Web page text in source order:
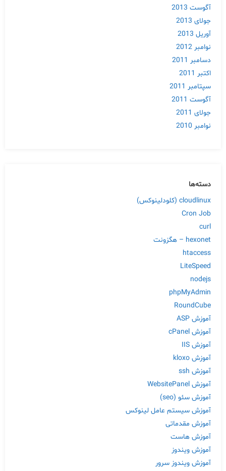
آگوست 2013
جولای 2013
آوریل 2013
نوامبر 2012
دسامبر 2011
اکتبر 2011
سپتامبر 2011
آگوست 2011
جولای 2011
نوامبر 2010
دسته‌ها
cloudlinux (کلودلینوکس)
Cron Job
curl
hexonet – هگزونت
htaccess
LiteSpeed
nodejs
phpMyAdmin
RoundCube
آموزش ASP
آموزش cPanel
آموزش IIS
آموزش kloxo
آموزش ssh
آموزش WebsitePanel
آموزش سئو (seo)
آموزش سیستم عامل لینوکس
آموزش مقدماتی
آموزش هاست
آموزش ویندوز
آموزش ویندوز سرور